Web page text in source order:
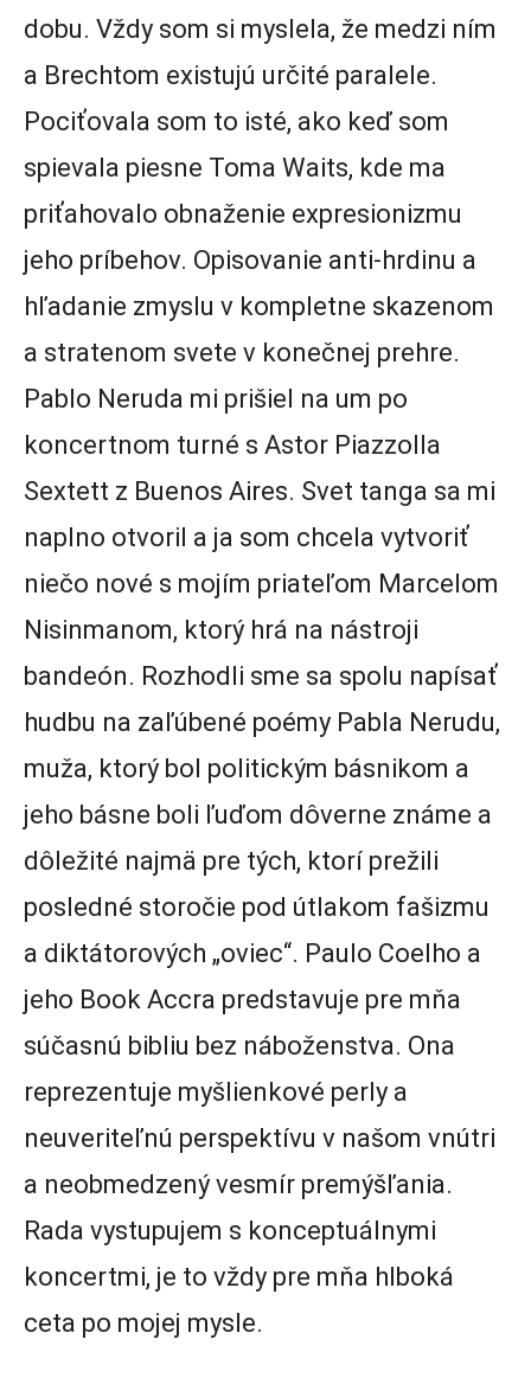
dobu. Vždy som si myslela, že medzi ním
a Brechtom existujú určité paralele.
Pociťovala som to isté, ako keď som
spievala piesne Toma Waits, kde ma
priťahovalo obnaženie expresionizmu
jeho príbehov. Opisovanie anti-hrdinu a
hľadanie zmyslu v kompletne skazenom
a stratenom svete v konečnej prehre.
Pablo Neruda mi prišiel na um po
koncertnom turné s Astor Piazzolla
Sextett z Buenos Aires. Svet tanga sa mi
naplno otvoril a ja som chcela vytvoriť
niečo nové s mojím priateľom Marcelom
Nisinmanom, ktorý hrá na nástroji
bandeón. Rozhodli sme sa spolu napísať
hudbu na zaľúbené poémy Pabla Nerudu,
muža, ktorý bol politickým básnikom a
jeho básne boli ľuďom dôverne známe a
dôležité najmä pre tých, ktorí prežili
posledné storočie pod útlakom fašizmu
a diktátorových „oviec“. Paulo Coelho a
jeho Book Accra predstavuje pre mňa
súčasnú bibliu bez náboženstva. Ona
reprezentuje myšlienkové perly a
neuveriteľnú perspektívu v našom vnútri
a neobmedzený vesmír premýšľania.
Rada vystupujem s konceptuálnymi
koncertmi, je to vždy pre mňa hlboká
ceta po mojej mysle.